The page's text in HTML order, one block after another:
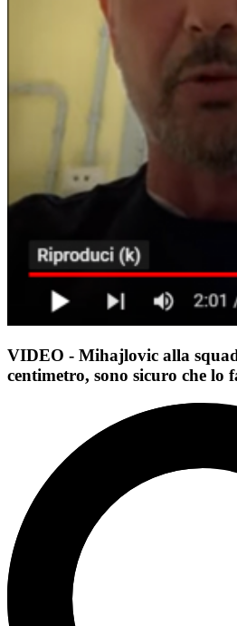
VIDEO - Mihajlovic alla
centimetro, sono sicuro che lo